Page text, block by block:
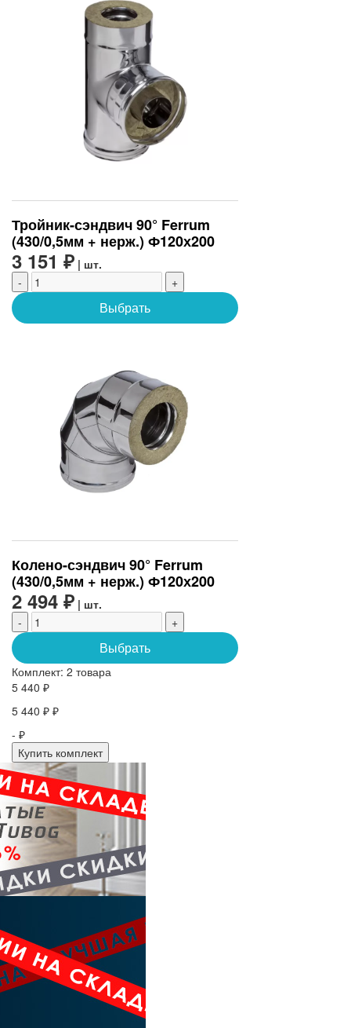
Тройник-сэндвич 90° Ferrum
(430/0,5мм + нерж.) Ф120х200
3 151 ₽ | шт.
-
+
Выбрать
Колено-сэндвич 90° Ferrum
(430/0,5мм + нерж.) Ф120х200
2 494 ₽ | шт.
-
+
Выбрать
Комплект: 2 товара
5 440 ₽
5 440 ₽ ₽
- ₽
Купить комплект